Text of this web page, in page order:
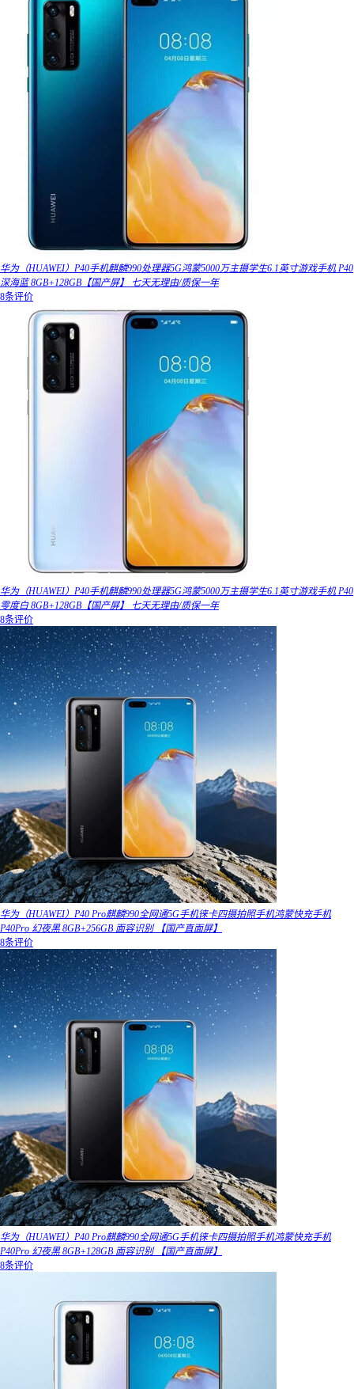
华为（HUAWEI）P40手机麒麟990处理器5G鸿蒙5000万主摄学生6.1英寸游戏手机 P40
深海蓝 8GB+128GB【国产屏】 七天无理由/质保一年
8条评价
华为（HUAWEI）P40手机麒麟990处理器5G鸿蒙5000万主摄学生6.1英寸游戏手机 P40
零度白 8GB+128GB【国产屏】 七天无理由/质保一年
8条评价
华为（HUAWEI）P40 Pro麒麟990全网通5G手机徕卡四摄拍照手机鸿蒙快充手机
P40Pro 幻夜黑 8GB+256GB 面容识别 【国产直面屏】
8条评价
华为（HUAWEI）P40 Pro麒麟990全网通5G手机徕卡四摄拍照手机鸿蒙快充手机
P40Pro 幻夜黑 8GB+128GB 面容识别 【国产直面屏】
8条评价